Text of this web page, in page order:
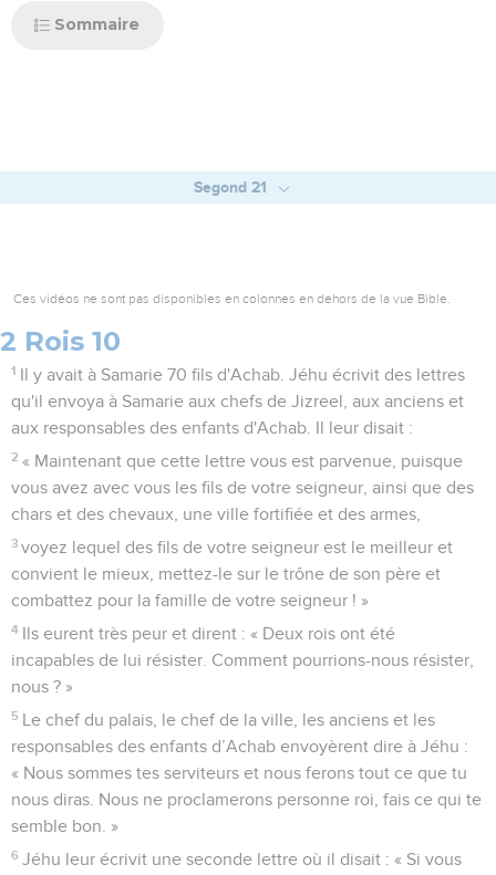
Sommaire
Segond 21
Ces vidéos ne sont pas disponibles en colonnes en dehors de la vue Bible.
2 Rois 10
1 Il y avait à Samarie 70 fils d'Achab. Jéhu écrivit des lettres
qu'il envoya à Samarie aux chefs de Jizreel, aux anciens et
aux responsables des enfants d'Achab. Il leur disait :
2 « Maintenant que cette lettre vous est parvenue, puisque
vous avez avec vous les fils de votre seigneur, ainsi que des
chars et des chevaux, une ville fortifiée et des armes,
3 voyez lequel des fils de votre seigneur est le meilleur et
convient le mieux, mettez-le sur le trône de son père et
combattez pour la famille de votre seigneur ! »
4 Ils eurent très peur et dirent : « Deux rois ont été
incapables de lui résister. Comment pourrions-nous résister,
nous ? »
5 Le chef du palais, le chef de la ville, les anciens et les
responsables des enfants d’Achab envoyèrent dire à Jéhu :
« Nous sommes tes serviteurs et nous ferons tout ce que tu
nous diras. Nous ne proclamerons personne roi, fais ce qui te
semble bon. »
6 Jéhu leur écrivit une seconde lettre où il disait : « Si vous